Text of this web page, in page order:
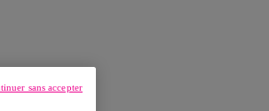
sans accepter